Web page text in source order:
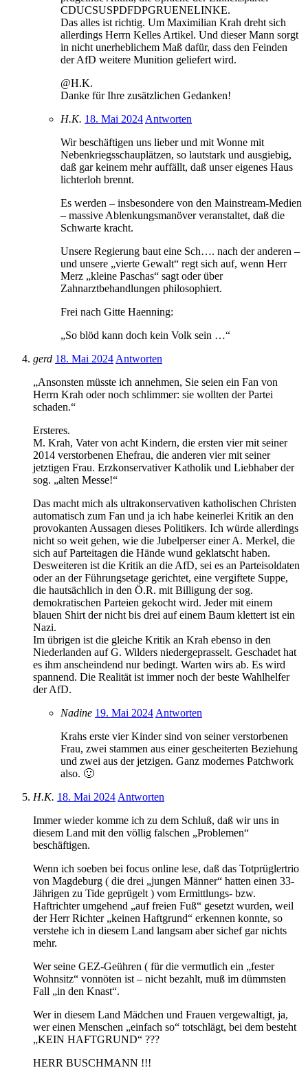
CDUCSUSPDFDPGRUENELINKE.
Das alles ist richtig. Um Maximilian Krah dreht sich
allerdings Herrn Kelles Artikel. Und dieser Mann sorgt
in nicht unerheblichem Maß dafür, dass den Feinden
der AfD weitere Munition geliefert wird.
@H.K.
Danke für Ihre zusätzlichen Gedanken!
H.K. 18. Mai 2024 Antworten
Wir beschäftigen uns lieber und mit Wonne mit
Nebenkriegsschauplätzen, so lautstark und ausgiebig,
daß gar keinem mehr auffällt, daß unser eigenes Haus
lichterloh brennt.
Es werden – insbesondere von den Mainstream-Medien
– massive Ablenkungsmanöver veranstaltet, daß die
Schwarte kracht.
Unsere Regierung baut eine Sch…. nach der anderen –
und unsere „vierte Gewalt“ regt sich auf, wenn Herr
Merz „kleine Paschas“ sagt oder über
Zahnarztbehandlungen philosophiert.
Frei nach Gitte Haenning:
„So blöd kann doch kein Volk sein …“
gerd 18. Mai 2024 Antworten
„Ansonsten müsste ich annehmen, Sie seien ein Fan von
Herrn Krah oder noch schlimmer: sie wollten der Partei
schaden.“
Ersteres.
M. Krah, Vater von acht Kindern, die ersten vier mit seiner
2014 verstorbenen Ehefrau, die anderen vier mit seiner
jetztigen Frau. Erzkonservativer Katholik und Liebhaber der
sog. „alten Messe!“
Das macht mich als ultrakonservativen katholischen Christen
automatisch zum Fan und ja ich habe keinerlei Kritik an den
provokanten Aussagen dieses Politikers. Ich würde allerdings
nicht so weit gehen, wie die Jubelperser einer A. Merkel, die
sich auf Parteitagen die Hände wund geklatscht haben.
Desweiteren ist die Kritik an die AfD, sei es an Parteisoldaten
oder an der Führungsetage gerichtet, eine vergiftete Suppe,
die hautsächlich in den Ö.R. mit Billigung der sog.
demokratischen Parteien gekocht wird. Jeder mit einem
blauen Shirt der nicht bis drei auf einem Baum klettert ist ein
Nazi.
Im übrigen ist die gleiche Kritik an Krah ebenso in den
Niederlanden auf G. Wilders niedergeprasselt. Geschadet hat
es ihm anscheindend nur bedingt. Warten wirs ab. Es wird
spannend. Die Realität ist immer noch der beste Wahlhelfer
der AfD.
Nadine 19. Mai 2024 Antworten
Krahs erste vier Kinder sind von seiner verstorbenen
Frau, zwei stammen aus einer gescheiterten Beziehung
und zwei aus der jetzigen. Ganz modernes Patchwork
also. 🙂
H.K. 18. Mai 2024 Antworten
Immer wieder komme ich zu dem Schluß, daß wir uns in
diesem Land mit den völlig falschen „Problemen“
beschäftigen.
Wenn ich soeben bei focus online lese, daß das Totprüglertrio
von Magdeburg ( die drei „jungen Männer“ hatten einen 33-
Jährigen zu Tide geprügelt ) vom Ermittlungs- bzw.
Haftrichter umgehend „auf freien Fuß“ gesetzt wurden, weil
der Herr Richter „keinen Haftgrund“ erkennen konnte, so
verstehe ich in diesem Land langsam aber sichef gar nichts
mehr.
Wer seine GEZ-Geühren ( für die vermutlich ein „fester
Wohnsitz“ vonnöten ist – nicht bezahlt, muß im dümmsten
Fall „in den Knast“.
Wer in diesem Land Mädchen und Frauen vergewaltigt, ja,
wer einen Menschen „einfach so“ totschlägt, bei dem besteht
„KEIN HAFTGRUND“ ???
HERR BUSCHMANN !!!